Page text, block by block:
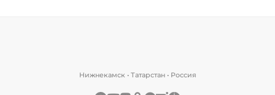
Нижнекамск • Татарстан • Россия